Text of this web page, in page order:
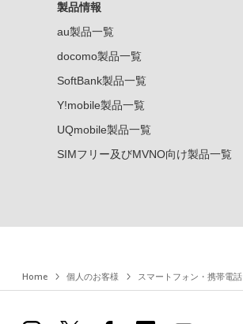
製品情報
au製品一覧
docomo製品一覧
SoftBank製品一覧
Y!mobile製品一覧
UQmobile製品一覧
SIMフリー及びMVNO向け製品一覧
Home 個人のお客様 スマートフォン・携帯電話